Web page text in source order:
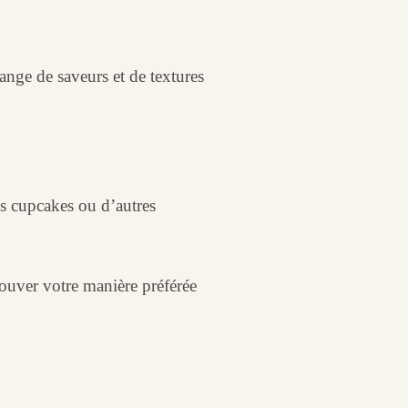
de saveurs et de textures
ou d’autres
votre manière préférée